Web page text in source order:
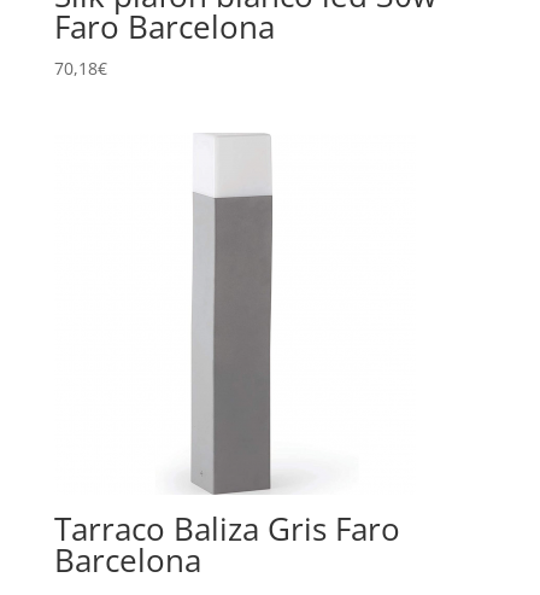
Faro Barcelona
70,18€
Tarraco Baliza Gris Faro
Barcelona